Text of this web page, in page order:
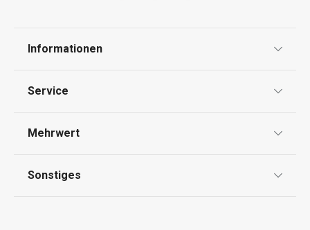
Informationen
Impressum
Service
Rückgabe von Waren/Reklamation
Mehrwert
Sonstiges